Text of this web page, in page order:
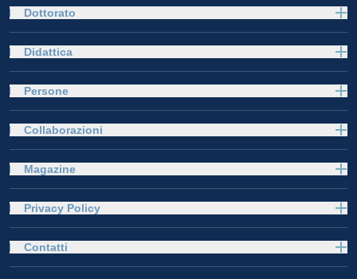
Dottorato
Didattica
Persone
Collaborazioni
Magazine
Privacy Policy
Contatti